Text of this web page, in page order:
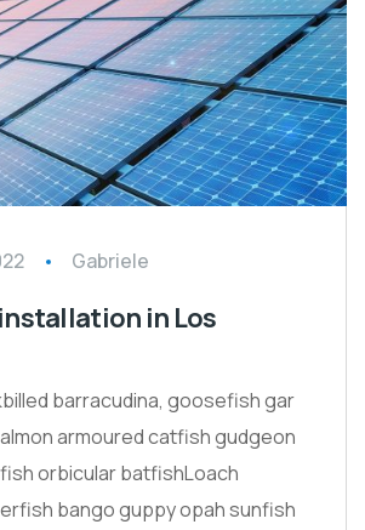
Gabriele
in Los
barracudina, goosefish gar
armoured catfish gudgeon
orbicular batfishLoach
bango guppy opah sunfish